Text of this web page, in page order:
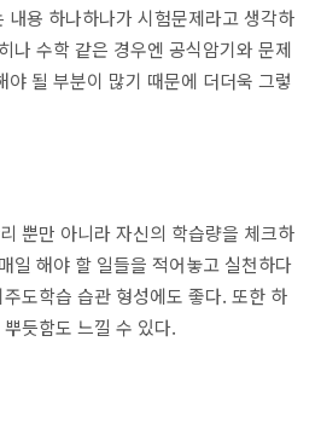
내용 하나하나가 시험문제라고 생각하
나 수학 같은 경우엔 공식암기와 문제
야 될 부분이 많기 때문에 더더욱 그렇
뿐만 아니라 자신의 학습량을 체크하
일 해야 할 일들을 적어놓고 실천하다
도학습 습관 형성에도 좋다. 또한 하
듯함도 느낄 수 있다.